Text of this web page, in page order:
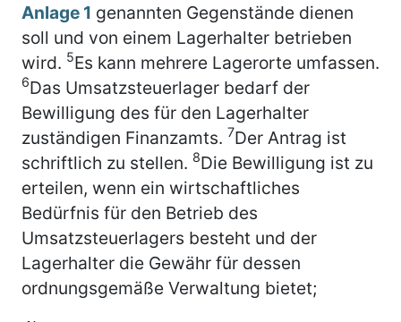
Anlage 1 genannten Gegenstände dienen
soll und von einem Lagerhalter betrieben
wird. 5Es kann mehrere Lagerorte umfassen.
6Das Umsatzsteuerlager bedarf der
Bewilligung des für den Lagerhalter
zuständigen Finanzamts. 7Der Antrag ist
schriftlich zu stellen. 8Die Bewilligung ist zu
erteilen, wenn ein wirtschaftliches
Bedürfnis für den Betrieb des
Umsatzsteuerlagers besteht und der
Lagerhalter die Gewähr für dessen
ordnungsgemäße Verwaltung bietet;